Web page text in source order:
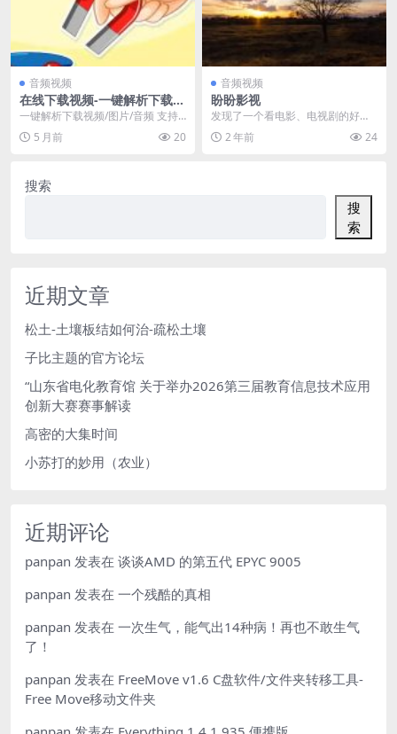
音频视频
在线下载视频-一键解析下载音
视频
一键解析下载视频/图片/音频 支持 Y
ouTube, TikTok, Insta...
5 月前 20
音频视频
盼盼影视
发现了一个看电影、电视剧的好地
方 https://video.panpan.or...
2 年前 24
搜索
搜
索
近期文章
松土-土壤板结如何治-疏松土壤
子比主题的官方论坛
“山东省电化教育馆 关于举办2026第三届教育信息技术应用
创新大赛赛事解读
高密的大集时间
小苏打的妙用（农业）
近期评论
panpan 发表在 谈谈AMD 的第五代 EPYC 9005
panpan 发表在 一个残酷的真相
panpan 发表在 一次生气，能气出14种病！再也不敢生气
了！
panpan 发表在 FreeMove v1.6 C盘软件/文件夹转移工具-
Free Move移动文件夹